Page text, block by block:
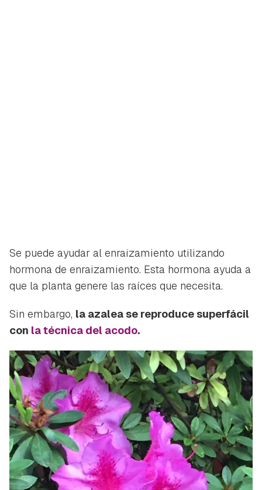
Guardar como favorito
Para poder guardar como favorito, primero has de
Se puede ayudar al enraizamiento utilizando
hormona de enraizamiento. Esta hormona ayuda a
que la planta genere las raíces que necesita.
Sin embargo, la azalea se reproduce superfácil
con la técnica del acodo.
Contenido enviado
Gracias por suscribirte a nuestro boletín.